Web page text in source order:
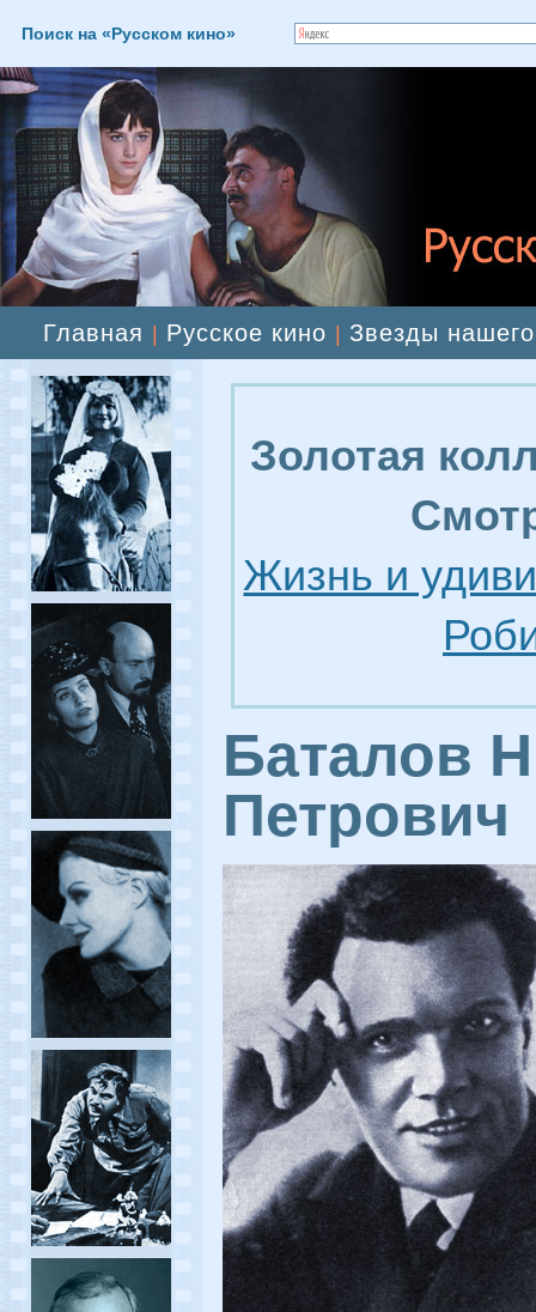
Поиск на «Русском кино»
Главная Русское кино Звезды
Золотая
Жизнь и
Баталов
Петрович